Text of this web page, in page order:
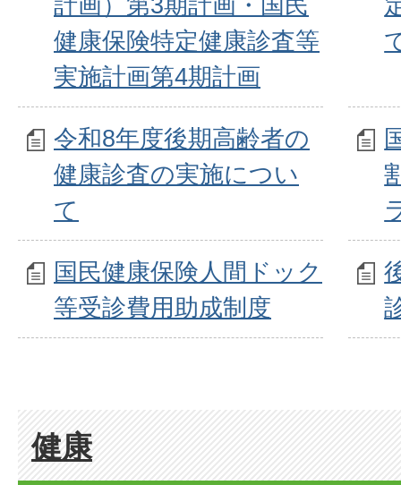
健康保険特定健康診査等
実施計画第4期計画
令和8年度後期高齢者の
健康診査の実施につい
て
国民健康保険人間ドック
等受診費用助成制度
健康